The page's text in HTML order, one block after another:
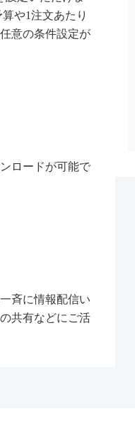
や1注文あたり
意の条件設定が
ロードが可能で
斉に情報配信い
共有などにご活